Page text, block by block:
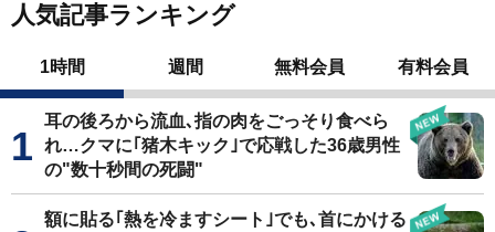
人気記事ランキング
1時間 週間 無料会員 有料会員
耳の後ろから流血､指の肉をごっそり食べら
れ…クマに｢猪木キック｣で応戦した36歳男性
の"数十秒間の死闘"
額に貼る｢熱を冷ますシート｣でも､首にかける